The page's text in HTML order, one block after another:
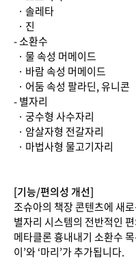
· 솔레타
· 진
- 소환수
· 물 속성 머메이드
· 바람 속성 머메이드
· 어둠 속성 팔라딘, 유니콘
- 별자리
· 궁수형 사수자리
· 암살자형 전갈자리
· 마법사형 물고기자리
[기능/편의성 개선]
조슈아의 책장 콘텐츠에 새
별자리 시스템의 전반적인
메타클론 흉내내기 소환수
이’와 ‘마리’가 추가됩니다.